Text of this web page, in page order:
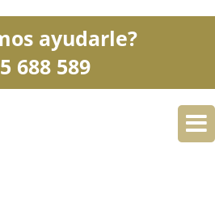
ayudarle?
688 589